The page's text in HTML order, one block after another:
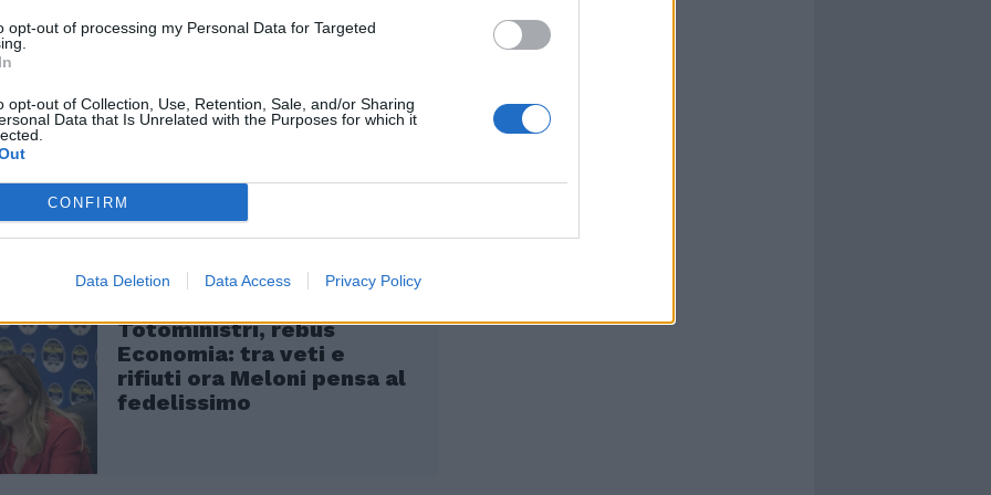
opt-out of processing my Personal Data for Targeted
opt-out of Collection, Use, Retention, Sale, and/or Sharing
Data that Is Unrelated with the Purposes for which it
CONFIRM
Data Deletion Data Access Privacy Policy
secondo il Corriere, è che Giorgia Meloni
un tecnico vicino a Forza Italia. I
fanno sono due: Guido Bertolaso e Letizia
Totoministri, rebus
Economia: tra veti e
rifiuti ora Meloni pensa al
fedelissimo